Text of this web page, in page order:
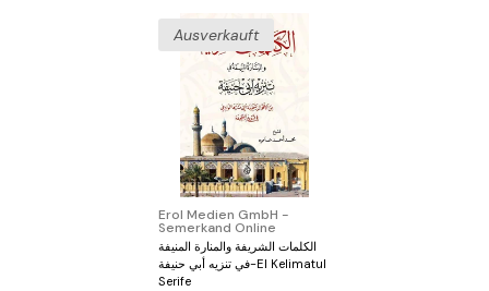
Ausverkauft
Verkäufer:
Erol Medien GmbH -
Semerkand Online
الكلمات الشريفة والمنارة المنيفة
في تنزيه أبي حنيفة-El Kelimatul
Serife